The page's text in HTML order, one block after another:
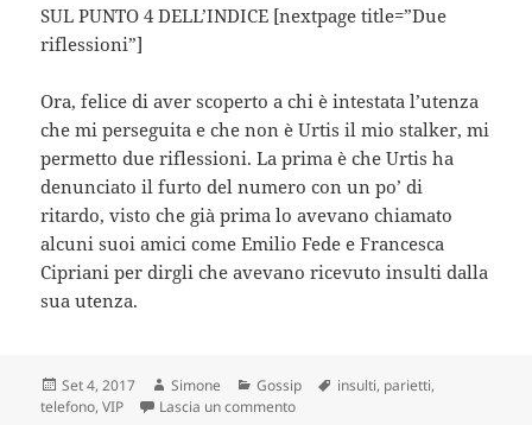
SUL PUNTO 4 DELL’INDICE [nextpage title=”Due
riflessioni”]
Ora, felice di aver scoperto a chi è intestata l’utenza
che mi perseguita e che non è Urtis il mio stalker, mi
permetto due riflessioni. La prima è che Urtis ha
denunciato il furto del numero con un po’ di
ritardo, visto che già prima lo avevano chiamato
alcuni suoi amici come Emilio Fede e Francesca
Cipriani per dirgli che avevano ricevuto insulti dalla
sua utenza.
Scritto
il
Set 4, 2017 Autore
Simone Categorie
Gossip Tag
insulti, parietti,
telefono,VIP Lascia un commentosu Alba Parietti molestata e